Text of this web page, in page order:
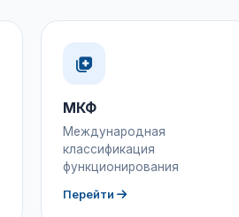
МКФ
Международная
классификация
функционирования
Перейти